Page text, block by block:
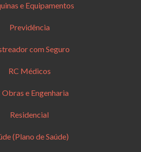
e Equipamentos
Previdência
com Seguro
RC Médicos
Obras e Engenharia
Residencial
(Plano de Saúde)